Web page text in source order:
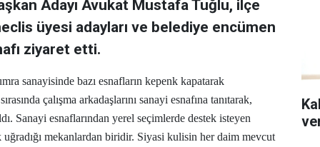
Adayı Avukat Mustafa Tuğlu, ilçe
üyesi adayları ve belediye encümen
ziyaret etti.
sanayisinde bazı esnafların kepenk kapatarak
çalışma arkadaşlarını sanayi esnafına tanıtarak,
Sanayi esnaflarından yerel seçimlerde destek isteyen
mekanlardan biridir. Siyasi kulisin her daim mevcut